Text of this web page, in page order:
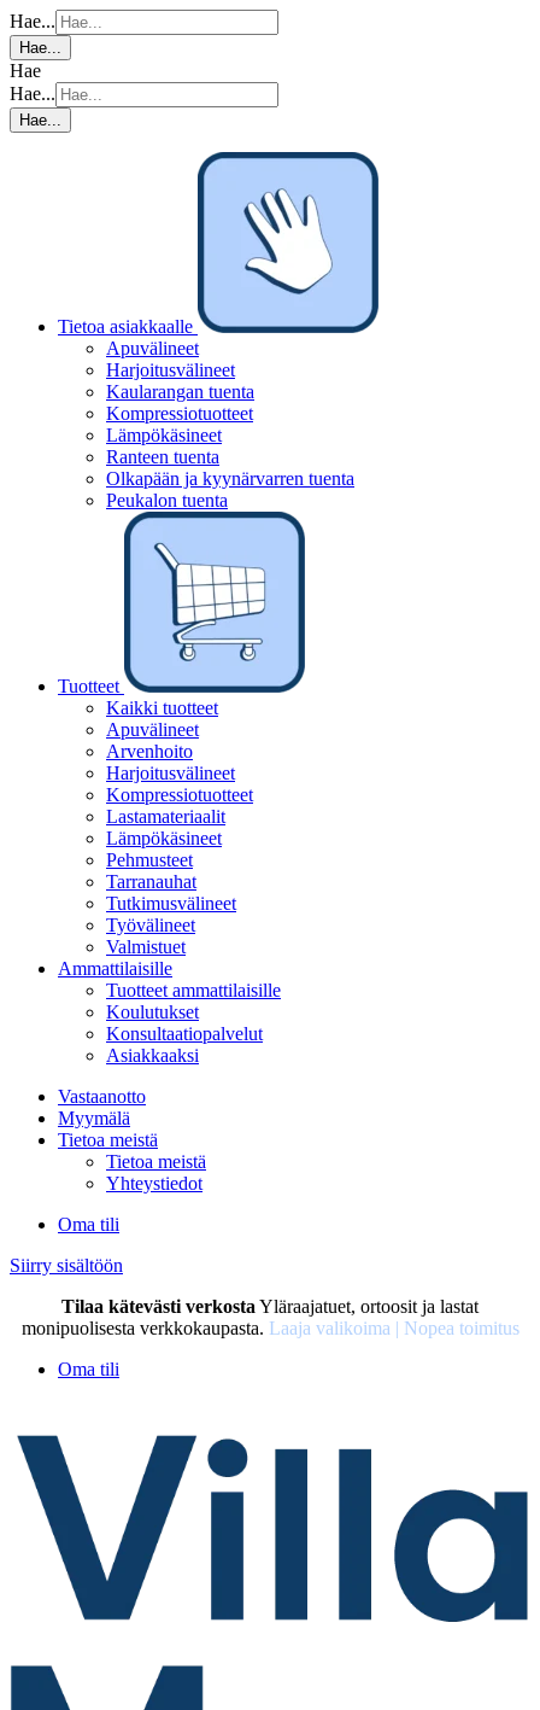
Hae...
Hae...
Hae
Hae...
Hae...
Tietoa asiakkaalle
Apuvälineet
Harjoitusvälineet
Kaularangan tuenta
Kompressiotuotteet
Lämpökäsineet
Ranteen tuenta
Olkapään ja kyynärvarren tuenta
Peukalon tuenta
Tuotteet
Kaikki tuotteet
Apuvälineet
Arvenhoito
Harjoitusvälineet
Kompressiotuotteet
Lastamateriaalit
Lämpökäsineet
Pehmusteet
Tarranauhat
Tutkimusvälineet
Työvälineet
Valmistuet
Ammattilaisille
Tuotteet ammattilaisille
Koulutukset
Konsultaatiopalvelut
Asiakkaaksi
Vastaanotto
Myymälä
Tietoa meistä
Tietoa meistä
Yhteystiedot
Oma tili
Siirry sisältöön
Tilaa kätevästi verkosta Yläraajatuet, ortoosit ja lastat
monipuolisesta verkkokaupasta. Laaja valikoima | Nopea toimitus
Oma tili